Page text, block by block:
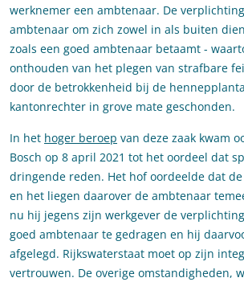
werknemer een ambtenaar. De
ambtenaar om zich zowel in als buiten
zoals een goed ambtenaar betaamt -
onthouden van het plegen van strafbare
door de betrokkenheid bij de
kantonrechter in grove mate geschonden.
In het hoger beroep van deze zaak kwam
Bosch op 8 april 2021 tot het oordeel dat
dringende reden. Het hof oordeelde dat
en het liegen daarover de ambtenaar
nu hij jegens zijn werkgever de
goed ambtenaar te gedragen en hij
afgelegd. Rijkswaterstaat moet op zijn
vertrouwen. De overige omstandigheden,